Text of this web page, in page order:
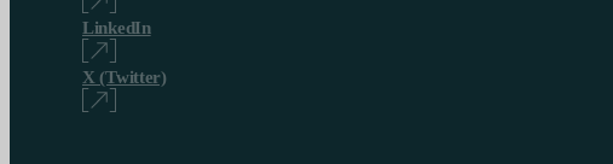
LinkedIn
X (Twitter)